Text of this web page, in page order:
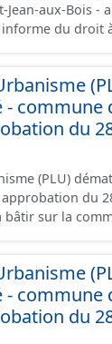
Jean-aux-Bois -
et contient les
de
des plans
rappelé que
opposables
commune
du
(PLU)
du 28/05/
sur la
administratives,
le règlement
les annexes,
données
commune
du